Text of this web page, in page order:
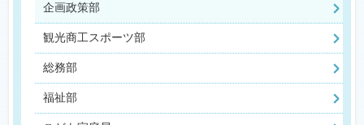
企画政策部
観光商工スポーツ部
総務部
福祉部